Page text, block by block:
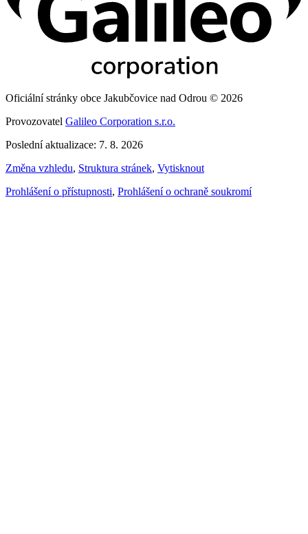
Oficiální stránky obce Jakubčovice nad Odrou © 2026
Provozovatel Galileo Corporation s.r.o.
Poslední aktualizace: 7. 8. 2026
Změna vzhledu, Struktura stránek, Vytisknout
Prohlášení o přístupnosti, Prohlášení o ochraně soukromí